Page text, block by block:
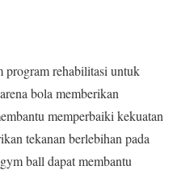
program rehabilitasi untuk
bola memberikan
memperbaiki kekuatan
tekanan berlebihan pada
ball dapat membantu